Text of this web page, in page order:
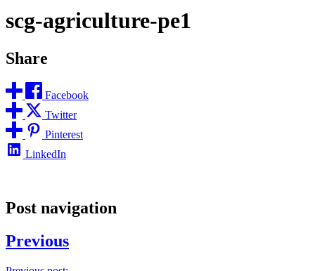
scg-agriculture-pe1
Share
Facebook
Twitter
Pinterest
LinkedIn
Post navigation
Previous